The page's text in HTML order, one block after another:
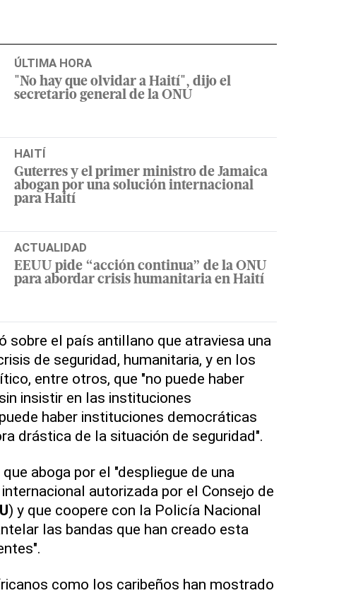
ÚLTIMA HORA
"No hay que olvidar a Haití", dijo el
secretario general de la ONU
HAITÍ
Guterres y el primer ministro de Jamaica
abogan por una solución internacional
para Haití
ACTUALIDAD
EEUU pide “acción continua” de la ONU
para abordar crisis humanitaria en Haití
sobre el país antillano que atraviesa una
de seguridad, humanitaria, y en los
entre otros, que "no puede haber
insistir en las instituciones
haber instituciones democráticas
drástica de la situación de seguridad".
aboga por el "despliegue de una
autorizada por el Consejo de
) y que coopere con la Policía Nacional
las bandas que han creado esta
como los caribeños han mostrado